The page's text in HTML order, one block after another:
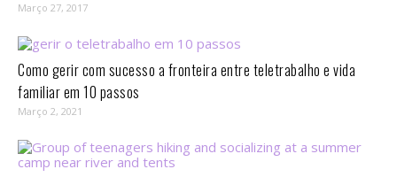
Março 27, 2017
Como gerir com sucesso a fronteira entre teletrabalho e vida
familiar em 10 passos⁣
Março 2, 2021